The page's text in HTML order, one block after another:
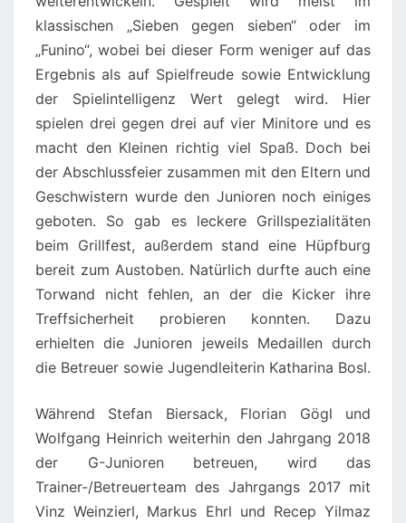
klassischen „Sieben gegen sieben“ oder im
„Funino“, wobei bei dieser Form weniger auf das
Ergebnis als auf Spielfreude sowie Entwicklung
der Spielintelligenz Wert gelegt wird. Hier
spielen drei gegen drei auf vier Minitore und es
macht den Kleinen richtig viel Spaß. Doch bei
der Abschlussfeier zusammen mit den Eltern und
Geschwistern wurde den Junioren noch einiges
geboten. So gab es leckere Grillspezialitäten
beim Grillfest, außerdem stand eine Hüpfburg
bereit zum Austoben. Natürlich durfte auch eine
Torwand nicht fehlen, an der die Kicker ihre
Treffsicherheit probieren konnten. Dazu
erhielten die Junioren jeweils Medaillen durch
die Betreuer sowie Jugendleiterin Katharina Bosl.
Während Stefan Biersack, Florian Gögl und
Wolfgang Heinrich weiterhin den Jahrgang 2018
der G-Junioren betreuen, wird das
Trainer-/Betreuerteam des Jahrgangs 2017 mit
Vinz Weinzierl, Markus Ehrl und Recep Yilmaz